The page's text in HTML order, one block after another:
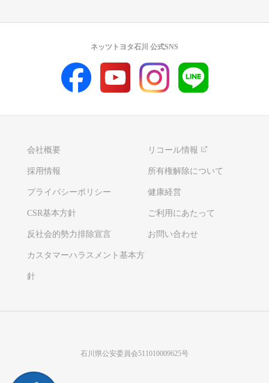
会社概要 リコール情報
採用情報 所有権解除について
プライバシーポリシー 健康経営
CSR基本方針 ご利用にあたって
反社会的勢力排除宣言 お問い合わせ
カスタマーハラスメント基本方
針
ネッツトヨタ石川 公式SNS
石川県公安委員会511010009625号